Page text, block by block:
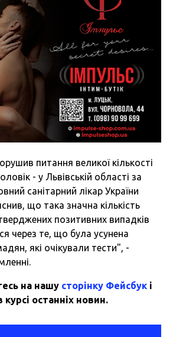
питання великої кількості
- у Львівській області за
санітарний лікар України
що така значна кількість
позитивних випадків
через те, що була усунена
які очікували тести", -
на нашу сторінку Фейсбук і
останніх новин.